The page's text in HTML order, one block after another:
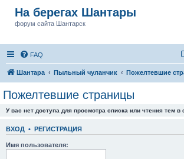
На берегах Шантары
форум сайта Шантарск
FAQ
Шантара Пыльный чуланчик Пожелтевшие
Пожелтевшие страницы
У вас нет доступа для просмотра списка или чтения тем в
ВХОД • РЕГИСТРАЦИЯ
Имя пользователя: